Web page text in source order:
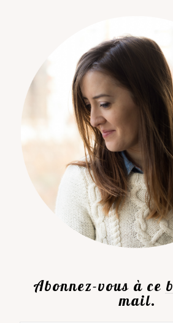
Abonnez-vous à ce
mail.